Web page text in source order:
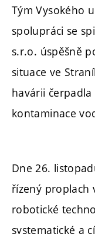
Tým Vysokého
spolupráci se
s.r.o. úspěšně
situace ve
havárii
kontaminace
Dne 26.
řízený
robotické
systematické a